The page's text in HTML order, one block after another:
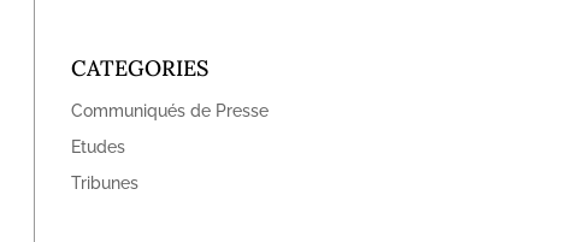
CATEGORIES
Communiqués de Presse
Etudes
Tribunes